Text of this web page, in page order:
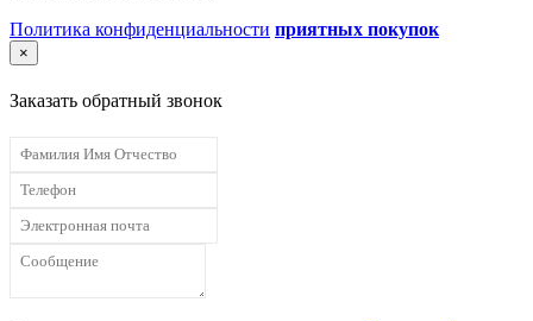
Политика конфиденциальности приятных покупок
×
Заказать обратный звонок